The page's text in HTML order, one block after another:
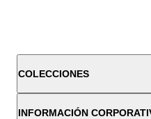
COLECCIONES
INFORMACIÓN